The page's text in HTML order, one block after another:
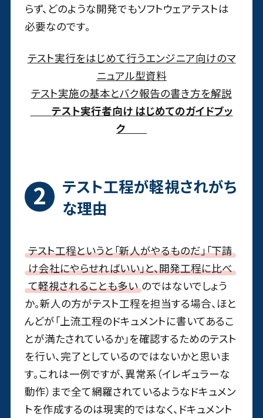
らず、どのような開発でもソフトウェアテストは
必要なのです。
テスト実行をはじめて行うエンジニア向けのマ
ニュアル型資料
テスト実施の基本とバク報告の書き方を解説
テスト実行者向け はじめてのガイドブッ
ク
テスト工程が軽視されがち
な理由
テスト工程というと「新人がやるものだ」「下請
け会社にやらせればいい」と、開発工程に比べ
て軽視されることも多い のではないでしょう
か。新人の方がテスト工程を担当する場合、ほと
んどが「上流工程のドキュメントに書いてあるこ
とが満たされているか」を確認するためのテスト
を行い、完了としているのではないかと思いま
す。これは一例ですが、異常系（イレギュラーな
動作）まで全て網羅されているようなドキュメン
トを作成するのは現実的ではなく、ドキュメント